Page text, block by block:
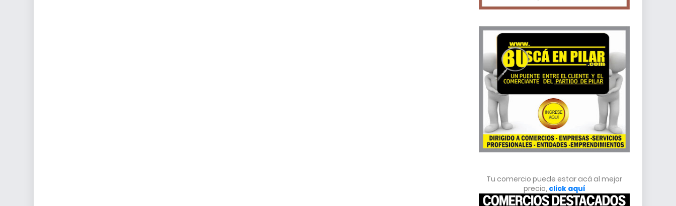
Tu comercio puede estar acá al mejor
precio, click aquí